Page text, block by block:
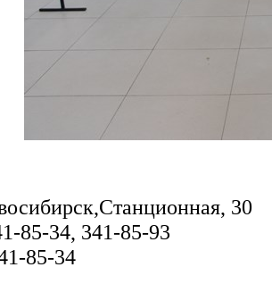
30
85-34, 341-85-93
85-34